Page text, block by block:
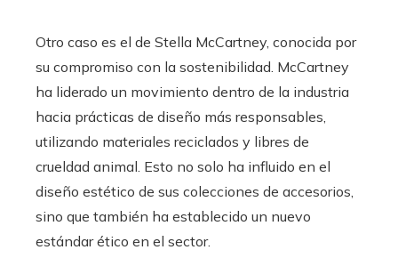
Otro caso es el de Stella McCartney, conocida por
su compromiso con la sostenibilidad. McCartney
ha liderado un movimiento dentro de la industria
hacia prácticas de diseño más responsables,
utilizando materiales reciclados y libres de
crueldad animal. Esto no solo ha influido en el
diseño estético de sus colecciones de accesorios,
sino que también ha establecido un nuevo
estándar ético en el sector.